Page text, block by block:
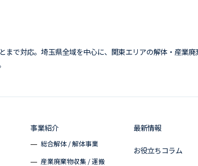
まで対応。埼玉県全域を中心に、関東エリアの解体・産業
事業紹介
総合解体 / 解体事業
産業廃棄物収集 / 運搬
最新情報
お役立ちコラム